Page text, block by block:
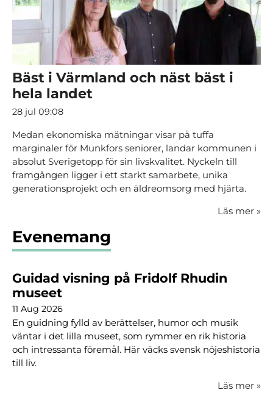
Bäst i Värmland och näst bäst i
hela landet
28 jul 09:08
Medan ekonomiska mätningar visar på tuffa
marginaler för Munkfors seniorer, landar kommunen i
absolut Sverigetopp för sin livskvalitet. Nyckeln till
framgången ligger i ett starkt samarbete, unika
generationsprojekt och en äldreomsorg med hjärta.
Läs mer »
Evenemang
Guidad visning på Fridolf Rhudin
museet
11 Aug 2026
En guidning fylld av berättelser, humor och musik
väntar i det lilla museet, som rymmer en rik historia
och intressanta föremål. Här väcks svensk nöjeshistoria
till liv.
Läs mer »